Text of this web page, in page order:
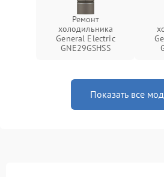
Ремонт
холодильника
General Electric
GNE29GSHSS
Показать все